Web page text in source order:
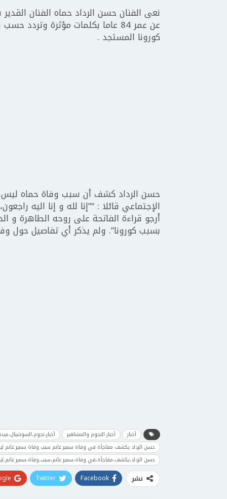
عن عمر 84 عاما بكلمات مؤثرة
كورونا المستجد .
حسن الرداد كشف أن سبب وفاة حماه ليس
الإجتماعي قائلا : “”إنا لله و إنا اليه
أرجو قراءة الفاتحة على روحه الطاهرة و
بسبب كورونا”. ولم يذكر أي تفاصيل حول
أخبار أخبار النجوم والمشاهير
حسن الرداد يكشف مفاجأة في وفاة سمير غانم سبب وفاة سمير غانم
حسن الرداد،يكشف،مفاجأة،في وفاة،سمير غانم،سبب،وفاة،سمير
نشر Facebook
Twitter